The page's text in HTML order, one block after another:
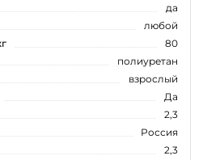
да
любой
80
полиуретан
взрослый
Да
2,3
Россия
2,3